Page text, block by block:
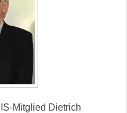
Mitglied Dietrich